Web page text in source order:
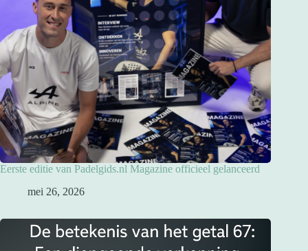
Eerste editie van Padelgids.nl Magazine officieel gelanceerd
mei 26, 2026